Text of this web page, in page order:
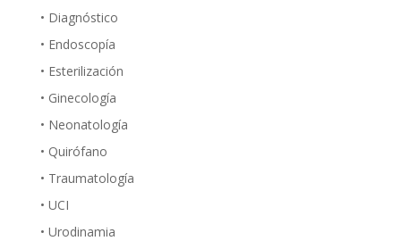
• Diagnóstico
• Endoscopía
• Esterilización
• Ginecología
• Neonatología
• Quirófano
• Traumatología
• UCI
• Urodinamia